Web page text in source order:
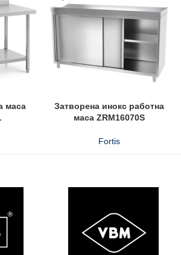
маса
Затворена инокс работна
маса ZRM16070S
Fortis